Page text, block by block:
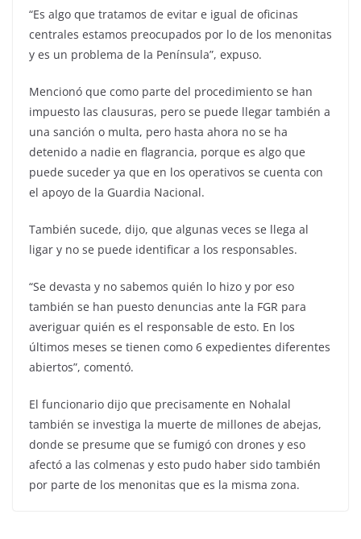
“Es algo que tratamos de evitar e igual de oficinas
centrales estamos preocupados por lo de los menonitas
y es un problema de la Península”, expuso.
Mencionó que como parte del procedimiento se han
impuesto las clausuras, pero se puede llegar también a
una sanción o multa, pero hasta ahora no se ha
detenido a nadie en flagrancia, porque es algo que
puede suceder ya que en los operativos se cuenta con
el apoyo de la Guardia Nacional.
También sucede, dijo, que algunas veces se llega al
ligar y no se puede identificar a los responsables.
“Se devasta y no sabemos quién lo hizo y por eso
también se han puesto denuncias ante la FGR para
averiguar quién es el responsable de esto. En los
últimos meses se tienen como 6 expedientes diferentes
abiertos”, comentó.
El funcionario dijo que precisamente en Nohalal
también se investiga la muerte de millones de abejas,
donde se presume que se fumigó con drones y eso
afectó a las colmenas y esto pudo haber sido también
por parte de los menonitas que es la misma zona.